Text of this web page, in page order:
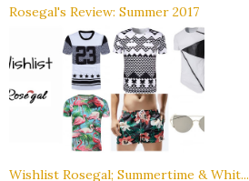
Rosegal's Review: Summer 2017
Wishlist Rosegal; Summertime & Whit...